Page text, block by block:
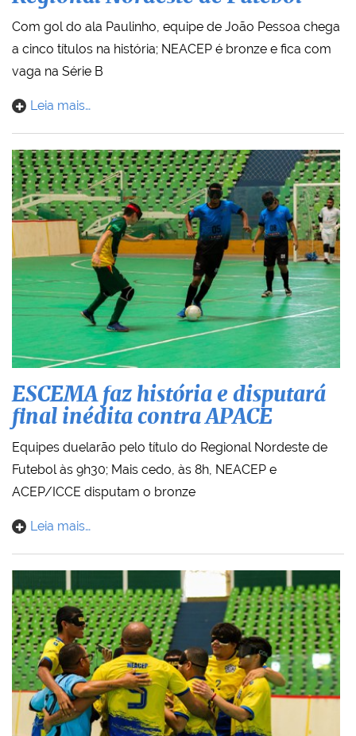
Com gol do ala Paulinho, equipe de João Pessoa chega
a cinco títulos na história; NEACEP é bronze e fica com
vaga na Série B
Leia mais…
ESCEMA faz história e disputará
final inédita contra APACE
Equipes duelarão pelo título do Regional Nordeste de
Futebol às 9h30; Mais cedo, às 8h, NEACEP e
ACEP/ICCE disputam o bronze
Leia mais…